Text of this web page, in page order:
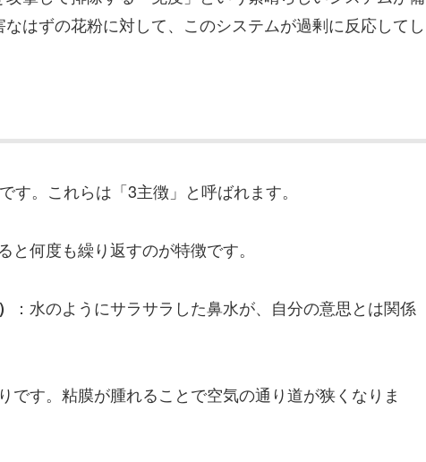
はずの花粉に対して、このシステムが過剰に反応してし
。これらは「3主徴」と呼ばれます。
と何度も繰り返すのが特徴です。
：水のようにサラサラした鼻水が、自分の意思とは関係
です。粘膜が腫れることで空気の通り道が狭くなりま